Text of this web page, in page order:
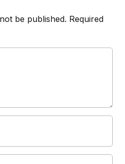
be published. Required